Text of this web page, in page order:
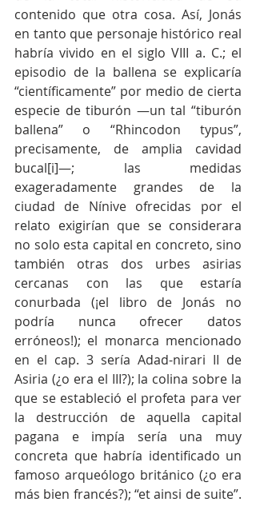
contenido que otra cosa. Así, Jonás
en tanto que personaje histórico real
habría vivido en el siglo VIII a. C.; el
episodio de la ballena se explicaría
“científicamente” por medio de cierta
especie de tiburón —un tal “tiburón
ballena” o “Rhincodon typus”,
precisamente, de amplia cavidad
bucal[i]—; las medidas
exageradamente grandes de la
ciudad de Nínive ofrecidas por el
relato exigirían que se considerara
no solo esta capital en concreto, sino
también otras dos urbes asirias
cercanas con las que estaría
conurbada (¡el libro de Jonás no
podría nunca ofrecer datos
erróneos!); el monarca mencionado
en el cap. 3 sería Adad-nirari II de
Asiria (¿o era el III?); la colina sobre la
que se estableció el profeta para ver
la destrucción de aquella capital
pagana e impía sería una muy
concreta que habría identificado un
famoso arqueólogo británico (¿o era
más bien francés?); “et ainsi de suite”.